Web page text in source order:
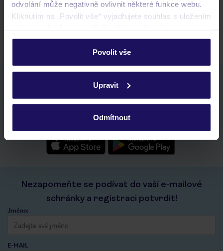
odvolání může negativně ovlivnit některé funkce webu.
Kliknutím na „Povolit vše“ vyjadřujete souhlas s uložením
personalizovat v sekci „Personalizace“.
Podrobné informace o souborech cookie naleznete v
ochrany osobních údajů.
Povolit vše
Upravit
Odmítnout
Zobrazit další
Stáhněte si bezplatnou aplikaci TUI
seznam oblíbených nabídek a možnost jejich sdílení
historie vyhledávání a naposledy zobrazené nabídky
kontakt s TUI a všechny informace o tvé rezervaci v myTUI
Nezapomeňte se podívat do vaší e-mailové
schránky a registraci potvrdit!
Jméno:
E-MAIL